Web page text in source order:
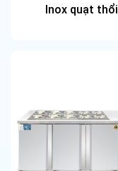
Inox quạt thổi